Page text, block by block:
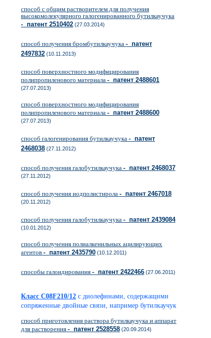
способ с общим растворителем для получения
высокомолекулярного галогенированного бутилкаучука
- патент 2510402 (27.03.2014)
способ получения бромбутилкаучука - патент
2497832 (10.11.2013)
способ поверхностного модифицирования
полипропиленового материала - патент 2488601
(27.07.2013)
способ поверхностного модифицирования
полипропиленового материала - патент 2488600
(27.07.2013)
способ галогенирования бутилкаучука - патент
2468038 (27.11.2012)
способ получения галобутилкаучука - патент 2468037
(27.11.2012)
способ получения иодполистирола - патент 2467018
(20.11.2012)
способ получения галобутилкаучука - патент 2439084
(10.01.2012)
способ получения полиалкенильных ацилирующих
агентов - патент 2435790 (10.12.2011)
способы галоидирования - патент 2422466 (27.06.2011)
Класс C08F210/12 с диолефинами, содержащими
сопряженные двойные связи, например бутилкаучук
способ приготовления раствора бутилкаучука и аппарат
для растворения - патент 2528558 (20.09.2014)